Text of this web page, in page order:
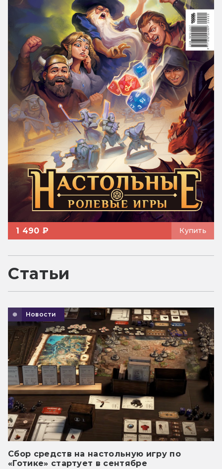
1 490 ₽ Купить
Статьи
Новости
Сбор средств на настольную игру по
«Готике» стартует в сентябре